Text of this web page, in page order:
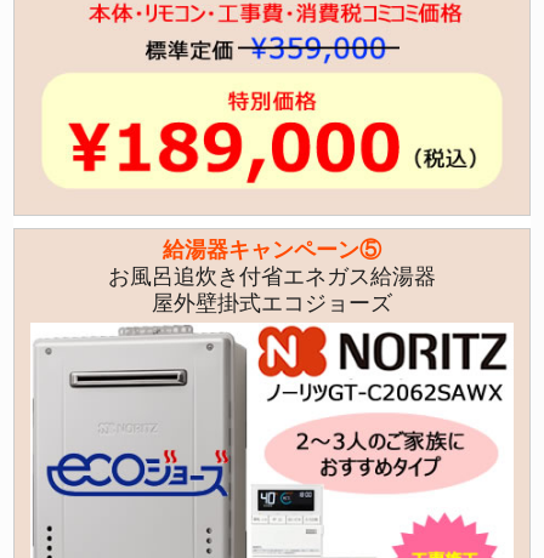
給湯器キャンペーン⑤
お風呂追炊き付省エネガス給湯器
屋外壁掛式エコジョーズ